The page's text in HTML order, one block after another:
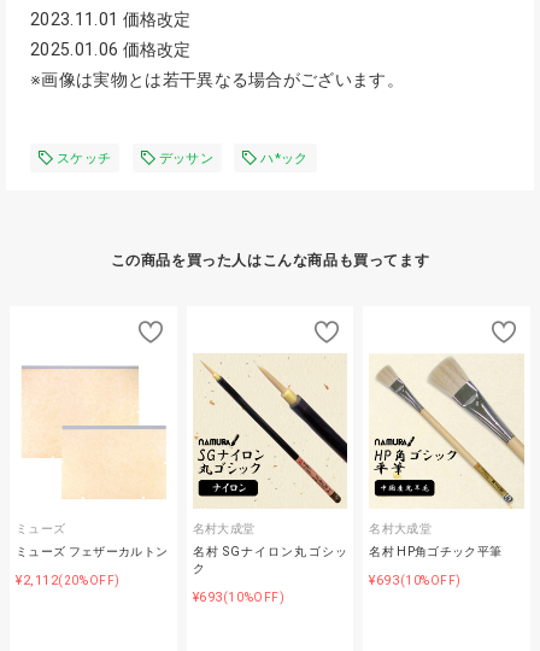
2023.11.01 価格改定
2025.01.06 価格改定
※画像は実物とは若干異なる場合がございます。
スケッチ デッサン ハ*ック
この商品を買った人はこんな商品も買ってます
ミューズ
ミューズ フェザーカルトン
¥2,112(20%OFF)
名村大成堂
名村 SGナイロン丸ゴシッ
ク
¥693(10%OFF)
名村大成堂
名村 HP角ゴチック平筆
¥693(10%OFF)